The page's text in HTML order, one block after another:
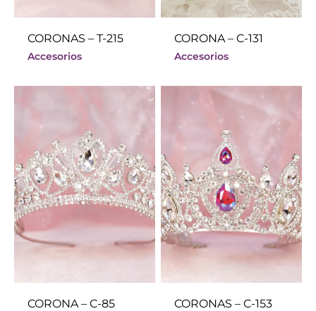
CORONAS – T-215
Accesorios
CORONA – C-131
Accesorios
CORONA – C-85 CORONAS – C-153